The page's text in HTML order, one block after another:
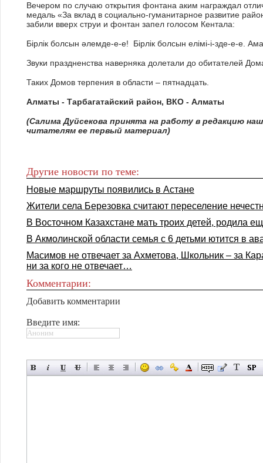
Вечером по случаю открытия фонтана аким награждал
медаль «За вклад в социально-гуманитарное развитие
забили вверх струи и фонтан запел голосом Кентала:
Бірлік болсын әлемде-е-е! Бірлік болсын елімi-i-зде-е-е.
Звуки праздненства наверняка долетали до обитателей
Таких Домов терпения в области – пятнадцать.
Алматы - Тарбагатайский район, ВКО - Алматы
(Салима Дуйсекова принята на работу в редакцию
читателям ее первый материал)
Другие новости по теме:
Новые маршруты появились в Астане
Жители села Березовка считают переселение
В Восточном Казахстане мать троих детей, родила
В Акмолинской области семья с 6 детьми ютится в
Масимов не отвечает за Ахметова, Школьник – за
ни за кого не отвечает…
Комментарии:
Добавить комментарии
Введите имя: